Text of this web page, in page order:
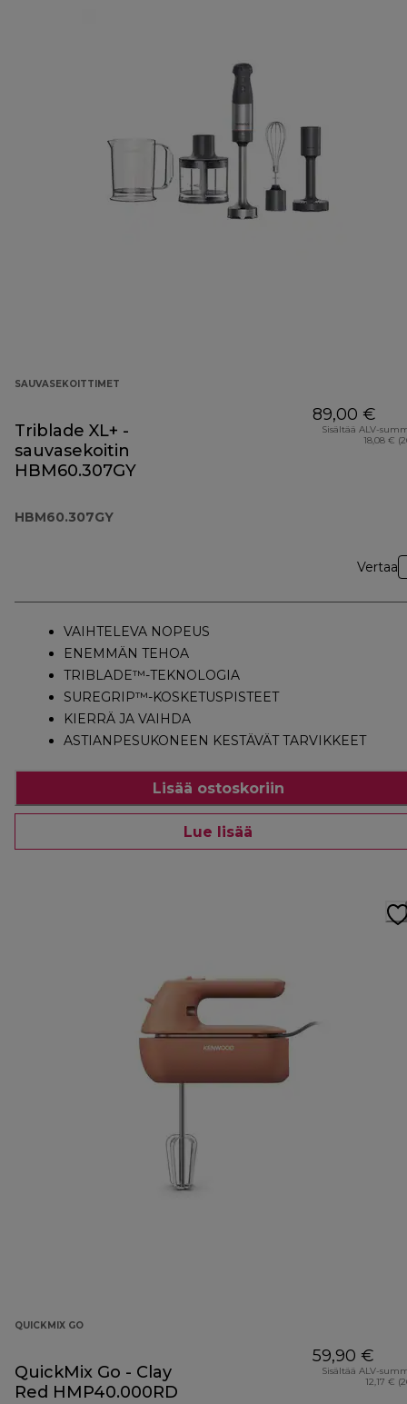
SAUVASEKOITTIMET
Triblade XL+ -
sauvasekoitin
HBM60.307GY
HBM60.307GY
89,00 €
Sisältää ALV-
18,08 €
Vertaa
VAIHTELEVA NOPEUS
ENEMMÄN TEHOA
TRIBLADE™-TEKNOLOGIA
SUREGRIP™-KOSKETUSPISTEET
KIERRÄ JA VAIHDA
ASTIANPESUKONEEN KESTÄVÄT TARVIKKEET
Lisää ostoskoriin
Lue lisää
QUICKMIX GO
QuickMix Go - Clay
Red HMP40.000RD
59,90 €
Sisältää ALV-
12,17 €